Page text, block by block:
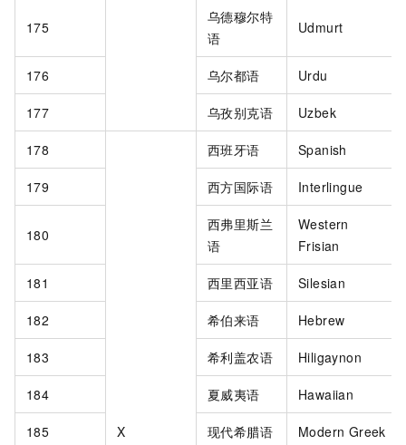
175
乌德穆尔特
语
Udmurt
176 乌尔都语 Urdu
177 乌孜别克语 Uzbek
178
X
西班牙语 Spanish
179 西方国际语 Interlingue
180
西弗里斯兰
语
Western
Frisian
181 西里西亚语 Silesian
182 希伯来语 Hebrew
183 希利盖农语 Hiligaynon
184 夏威夷语 Hawaiian
185 现代希腊语 Modern Greek